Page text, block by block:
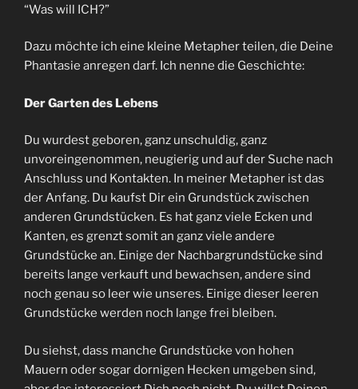
“Was will ICH?”
Dazu möchte ich eine kleine Metapher teilen, die Deine
Phantasie anregen darf. Ich nenne die Geschichte:
Der Garten des Lebens
Du wurdest geboren, ganz unschuldig, ganz
unvoreingenommen, neugierig und auf der Suche nach
Anschluss und Kontakten. In meiner Metapher ist das
der Anfang. Du kaufst Dir ein Grundstück zwischen
anderen Grundstücken. Es hat ganz viele Ecken und
Kanten, es grenzt somit an ganz viele andere
Grundstücke an. Einige der Nachbargrundstücke sind
bereits lange verkauft und bewachsen, andere sind
noch genau so leer wie unseres. Einige dieser leeren
Grundstücke werden noch lange frei bleiben.
Du siehst, dass manche Grundstücke von hohen
Mauern oder sogar dornigen Hecken umgeben sind,